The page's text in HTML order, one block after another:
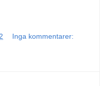
Inga kommentarer: